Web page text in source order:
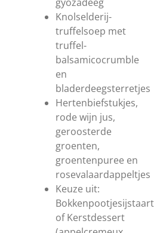
Knolselderij-
truffelsoep met
truffel-
balsamicocrumble
en
bladerdeegsterretjes
Hertenbiefstukjes,
rode wijn jus,
geroosterde
groenten,
groentenpuree en
rosevalaardappeltjes
Keuze uit:
Bokkenpootjesijstaart
of Kerstdessert